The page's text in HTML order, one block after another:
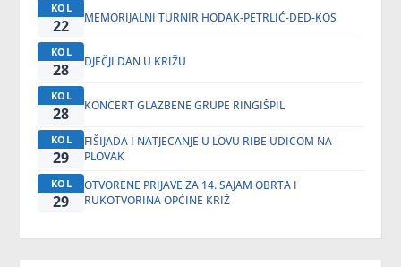
KOL
22 MEMORIJALNI TURNIR HODAK-PETRLIĆ-DED-KOS
KOL
28 DJEČJI DAN U KRIŽU
KOL
28 KONCERT GLAZBENE GRUPE RINGIŠPIL
KOL
29
FIŠIJADA I NATJECANJE U LOVU RIBE UDICOM NA
PLOVAK
KOL
29
OTVORENE PRIJAVE ZA 14. SAJAM OBRTA I
RUKOTVORINA OPĆINE KRIŽ